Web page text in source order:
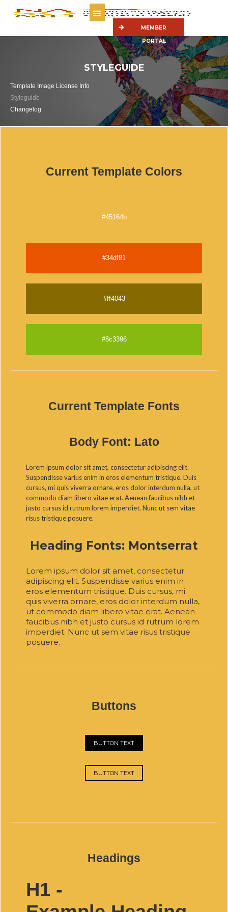
MEMBER
PORTAL
STYLEGUIDE
Template Image License Info
Styleguide
Changelog
Current Template Colors
#45164b
#34df81
#ff4043
#8c3396
Current Template Fonts
Body Font: Lato
Lorem ipsum dolor sit amet, consectetur adipiscing elit.
Suspendisse varius enim in eros elementum tristique. Duis
cursus, mi quis viverra ornare, eros dolor interdum nulla, ut
commodo diam libero vitae erat. Aenean faucibus nibh et
justo cursus id rutrum lorem imperdiet. Nunc ut sem vitae
risus tristique posuere.
Heading Fonts: Montserrat
Lorem ipsum dolor sit amet, consectetur
adipiscing elit. Suspendisse varius enim in
eros elementum tristique. Duis cursus, mi
quis viverra ornare, eros dolor interdum nulla,
ut commodo diam libero vitae erat. Aenean
faucibus nibh et justo cursus id rutrum lorem
imperdiet. Nunc ut sem vitae risus tristique
posuere.
Buttons
BUTTON TEXT
BUTTON TEXT
Headings
H1 -